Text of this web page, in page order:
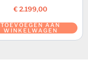
€2.199,00
TOEVOEGEN AAN
WINKELWAGEN